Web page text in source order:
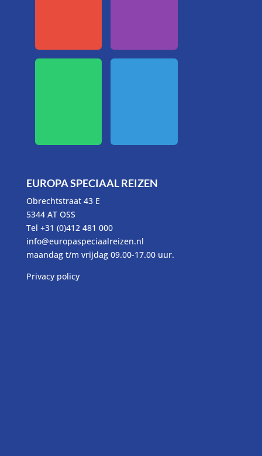
EUROPA SPECIAAL REIZEN
Obrechtstraat 43 E
5344 AT OSS
Tel +31 (0)412 481 000
info@europaspeciaalreizen.nl
maandag t/m vrijdag 09.00-17.00 uur.
Privacy policy